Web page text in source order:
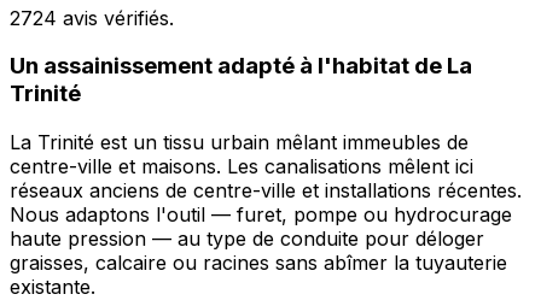
2724 avis vérifiés.
Un assainissement adapté à l'habitat de La
Trinité
La Trinité est un tissu urbain mêlant immeubles de
centre-ville et maisons. Les canalisations mêlent ici
réseaux anciens de centre-ville et installations récentes.
Nous adaptons l'outil — furet, pompe ou hydrocurage
haute pression — au type de conduite pour déloger
graisses, calcaire ou racines sans abîmer la tuyauterie
existante.